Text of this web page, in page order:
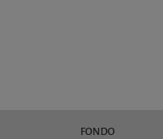
FONDO